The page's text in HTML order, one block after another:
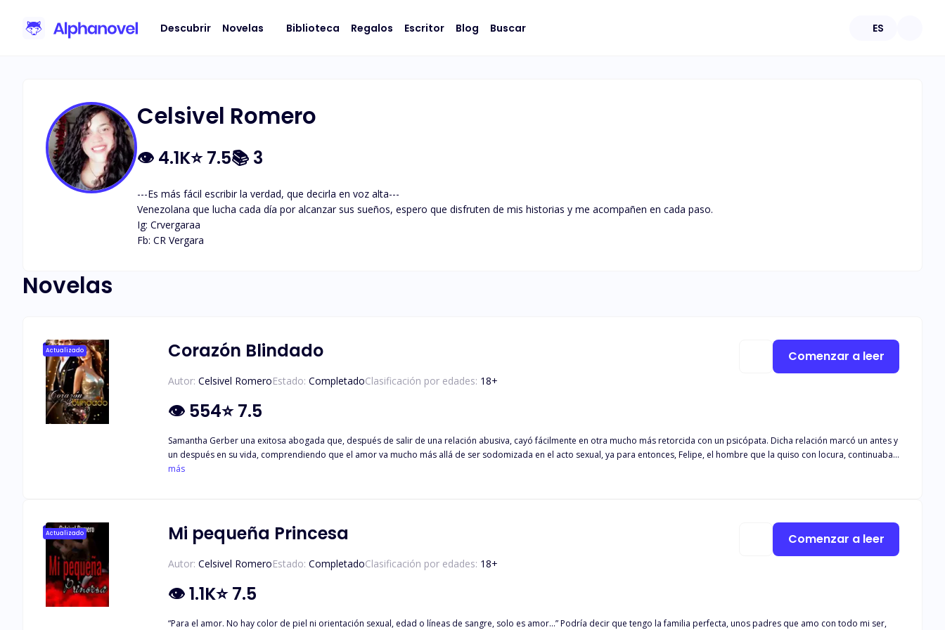
Descubrir Novelas Biblioteca Regalos Escritor Blog Buscar ES
Celsivel Romero
👁 4.1K⭐7.5📚 3
---Es más fácil escribir la verdad, que decirla en voz alta---
Venezolana que lucha cada día por alcanzar sus sueños, espero que disfruten de mis historias y me acompañen en cada paso.
Ig: Crvergaraa
Fb: CR Vergara
Novelas
Actualizado Corazón Blindado
Autor: Celsivel RomeroEstado: CompletadoClasificación por edades: 18+
👁 554⭐7.5
Samantha Gerber una exitosa abogada que, después de salir de una relación abusiva, cayó fácilmente en otra mucho más retorcida con un psicópata. Dicha relación marcó un antes y
un después en su vida, comprendiendo que el amor va mucho más allá de ser sodomizada en el acto sexual, ya para entonces, Felipe, el hombre que la quiso con locura, continuaba
con su vida y ella deseaba ser parte otra vez. Sin embargo, él se la pondría difícil, está herido y su corazón renuente, no piensa caer en su juego y darle la oportunidad de joderlo otra
más
Comenzar a leer
Actualizado Mi pequeña Princesa
Autor: Celsivel RomeroEstado: CompletadoClasificación por edades: 18+
👁1.1K⭐7.5
“Para el amor. No hay color de piel ni orientación sexual, edad o líneas de sangre, solo es amor...” Podría decir que tengo la familia perfecta, unos padres que amo con todo mi ser,
Comenzar a leer